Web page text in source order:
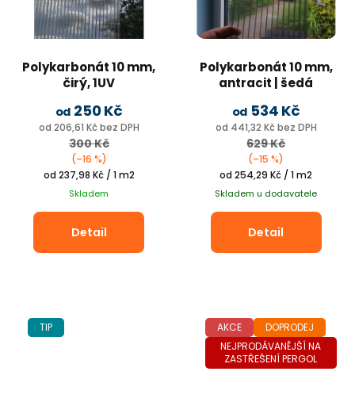
Polykarbonát 10 mm,
čirý, 1UV
na terasy a pergoly
od 206,61 Kč bez DPH
od 250 Kč
300 Kč
(–16 %)
Měrná
od 237,98 Kč / 1 m2
Skladem
Detail
Polykarbonát 10 mm,
antracit | šedá
od 441,32 Kč bez DPH
od 534 Kč
629 Kč
(–15 %)
Měrná
cena:
od 254,29 Kč / 1 m2
Skladem u dodavatele
Detail
TIP AKCE
DOPRODEJ
NEJPRODÁVANĚJŠÍ NA
ZASTŘEŠENÍ PERGOL